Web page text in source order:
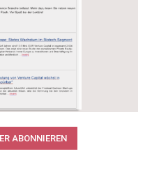
ABONNIEREN